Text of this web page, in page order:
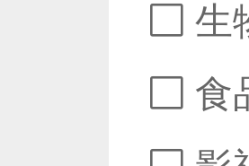
生
食